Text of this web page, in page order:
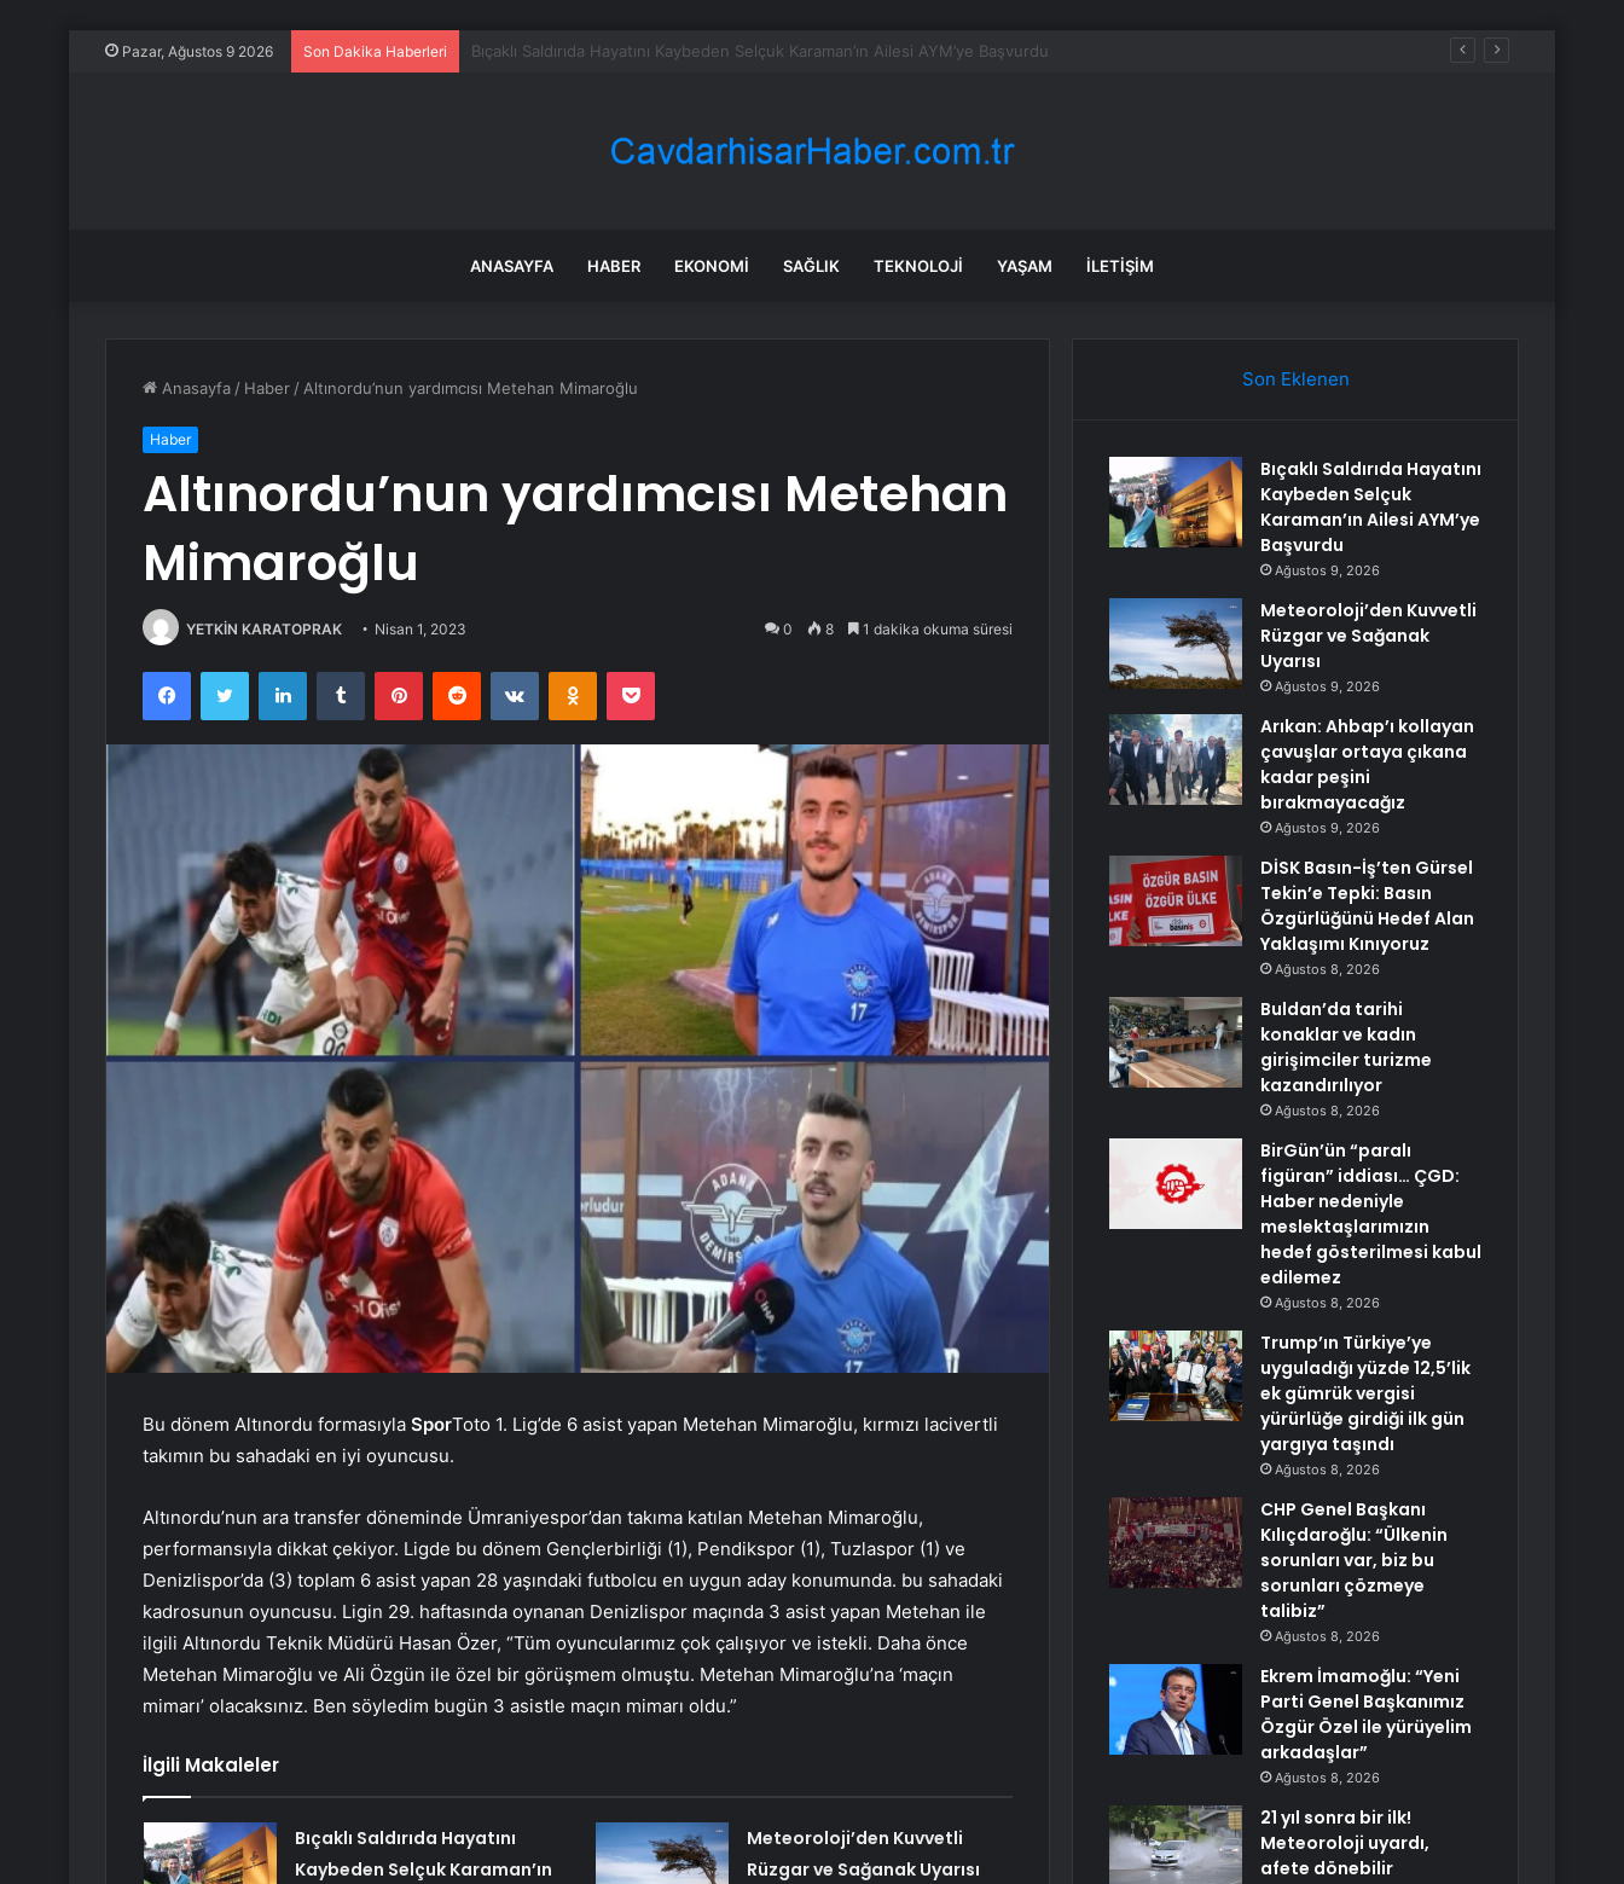
Pazar, Ağustos 9 2026 Son Dakika Haberleri Meteoroloji’den Kuvvetli Rüzgar ve Sağanak Uyarısı
ANASAYFA HABER EKONOMI SAĞLIK TEKNOLOJI YAŞAM İLETIŞIM
Anasayfa / Haber / Altınordu’nun yardımcısı Metehan Mimaroğlu
Haber
Altınordu’nun yardımcısı Metehan
Mimaroğlu
YETKİN KARATOPRAK Nisan 1, 2023 0 8 1 dakika okuma süresi
FacebookTwitter LinkedInTumblr PinterestReddit VKontakteOdnoklassniki
Pocket
Bu dönem Altınordu formasıyla SporToto 1. Lig’de 6 asist yapan Metehan Mimaroğlu, kırmızı lacivertli
takımın bu sahadaki en iyi oyuncusu.
Altınordu’nun ara transfer döneminde Ümraniyespor’dan takıma katılan Metehan Mimaroğlu,
performansıyla dikkat çekiyor. Ligde bu dönem Gençlerbirliği (1), Pendikspor (1), Tuzlaspor (1) ve
Denizlispor’da (3) toplam 6 asist yapan 28 yaşındaki futbolcu en uygun aday konumunda. bu sahadaki
kadrosunun oyuncusu. Ligin 29. haftasında oynanan Denizlispor maçında 3 asist yapan Metehan ile
ilgili Altınordu Teknik Müdürü Hasan Özer, “Tüm oyuncularımız çok çalışıyor ve istekli. Daha önce
Metehan Mimaroğlu ve Ali Özgün ile özel bir görüşmem olmuştu. Metehan Mimaroğlu’na ‘maçın
mimarı’ olacaksınız. Ben söyledim bugün 3 asistle maçın mimarı oldu.”
İlgili Makaleler
Bıçaklı Saldırıda Hayatını
Kaybeden Selçuk Karaman’ın
Meteoroloji’den Kuvvetli
Rüzgar ve Sağanak Uyarısı
Son Eklenen
Bıçaklı Saldırıda Hayatını
Kaybeden Selçuk
Karaman’ın Ailesi AYM’ye
Başvurdu
Ağustos 9, 2026
Meteoroloji’den Kuvvetli
Rüzgar ve Sağanak
Uyarısı
Ağustos 9, 2026
Arıkan: Ahbap’ı kollayan
çavuşlar ortaya çıkana
kadar peşini
bırakmayacağız
Ağustos 9, 2026
DİSK Basın-İş’ten Gürsel
Tekin’e Tepki: Basın
Özgürlüğünü Hedef Alan
Yaklaşımı Kınıyoruz
Ağustos 8, 2026
Buldan’da tarihi
konaklar ve kadın
girişimciler turizme
kazandırılıyor
Ağustos 8, 2026
BirGün’ün “paralı
figüran” iddiası… ÇGD:
Haber nedeniyle
meslektaşlarımızın
hedef gösterilmesi kabul
edilemez
Ağustos 8, 2026
Trump’ın Türkiye’ye
uyguladığı yüzde 12,5’lik
ek gümrük vergisi
yürürlüğe girdiği ilk gün
yargıya taşındı
Ağustos 8, 2026
CHP Genel Başkanı
Kılıçdaroğlu: “Ülkenin
sorunları var, biz bu
sorunları çözmeye
talibiz”
Ağustos 8, 2026
Ekrem İmamoğlu: “Yeni
Parti Genel Başkanımız
Özgür Özel ile yürüyelim
arkadaşlar”
Ağustos 8, 2026
21 yıl sonra bir ilk!
Meteoroloji uyardı,
afete dönebilir